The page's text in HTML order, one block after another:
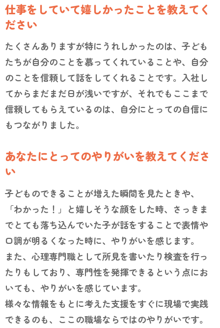
仕事をしていて嬉しかったことを教えてく
ださい
たくさんありますが特にうれしかったのは、子ども
たちが自分のことを慕ってくれていることや、自分
のことを信頼して話をしてくれることです。入社し
てからまだまだ日が浅いですが、それでもここまで
信頼してもらえているのは、自分にとっての自信に
もつながりました。
あなたにとってのやりがいを教えてくださ
い
子どものできることが増えた瞬間を見たときや、
「わかった！」と嬉しそうな顔をした時、さっきま
でとても落ち込んでいた子が話をすることで表情や
口調が明るくなった時に、やりがいを感じます。
また、心理専門職として所見を書いたり検査を行っ
たりもしており、専門性を発揮できるという点にお
いても、やりがいを感じています。
様々な情報をもとに考えた支援をすぐに現場で実践
できるのも、ここの職場ならではのやりがいです。